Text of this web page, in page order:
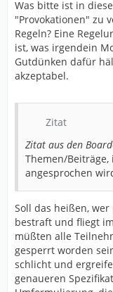
Was bitte ist in
"Provokationen" zu
Regeln? Eine
ist, was irgendein
Gutdünken dafür
akzeptabel.
Zitat
Zitat aus den
Themen/
angesprochen
Soll das heißen,
bestraft und fliegt
müßten alle
gesperrt worden
schlicht und
genaueren